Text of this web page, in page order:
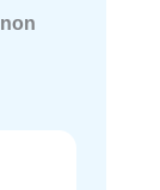
non